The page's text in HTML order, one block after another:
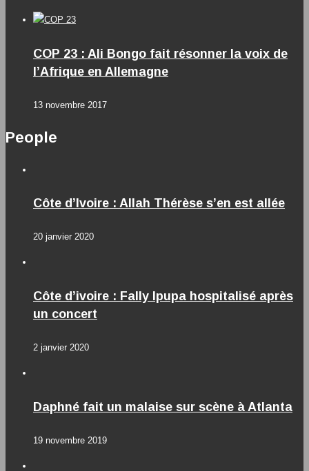
COP 23 : Ali Bongo fait résonner la voix de
l’Afrique en Allemagne
13 novembre 2017
People
Côte d’Ivoire : Allah Thérèse s’en est allée
20 janvier 2020
Côte d’ivoire : Fally Ipupa hospitalisé après
un concert
2 janvier 2020
Daphné fait un malaise sur scène à Atlanta
19 novembre 2019